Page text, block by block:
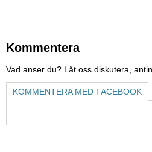
Kommentera
Vad anser du? Låt oss diskutera,
KOMMENTERA MED FACEBOOK